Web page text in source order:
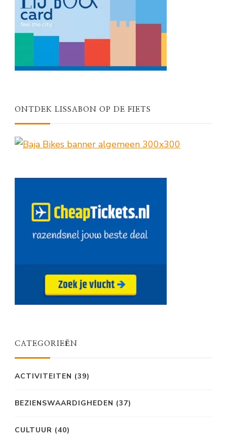
ONTDEK LISSABON OP DE FIETS
CATEGORIEËN
ACTIVITEITEN (39)
BEZIENSWAARDIGHEDEN (37)
CULTUUR (40)